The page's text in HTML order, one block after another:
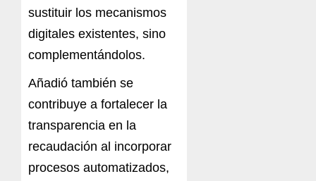
sustituir los mecanismos
digitales existentes, sino
complementándolos.
Añadió también se
contribuye a fortalecer la
transparencia en la
recaudación al incorporar
procesos automatizados,